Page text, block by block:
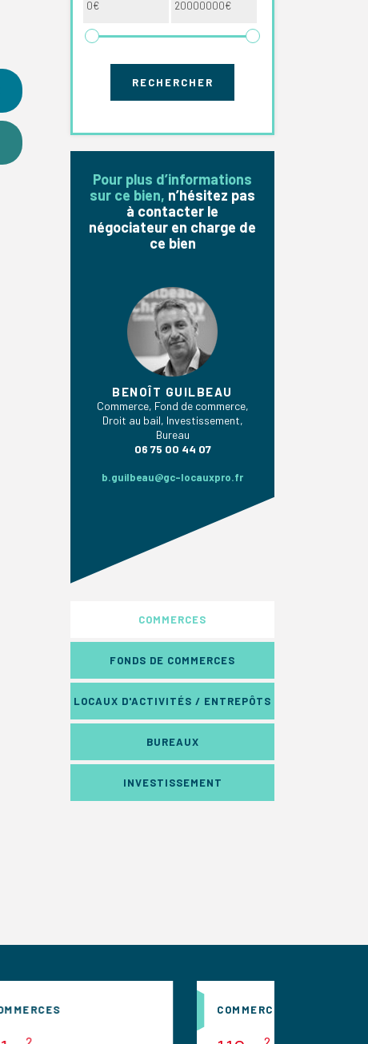
Pour plus d’informations
sur ce bien, n’hésitez pas
à contacter le
négociateur en charge de
ce bien
BENOÎT GUILBEAU
Commerce, Fond de commerce,
Droit au bail, Investissement,
Bureau
06 75 00 44 07
b.guilbeau@gc-locauxpro.fr
COMMERCES
FONDS DE COMMERCES
LOCAUX D'ACTIVITÉS / ENTREPÔTS
BUREAUX
INVESTISSEMENT